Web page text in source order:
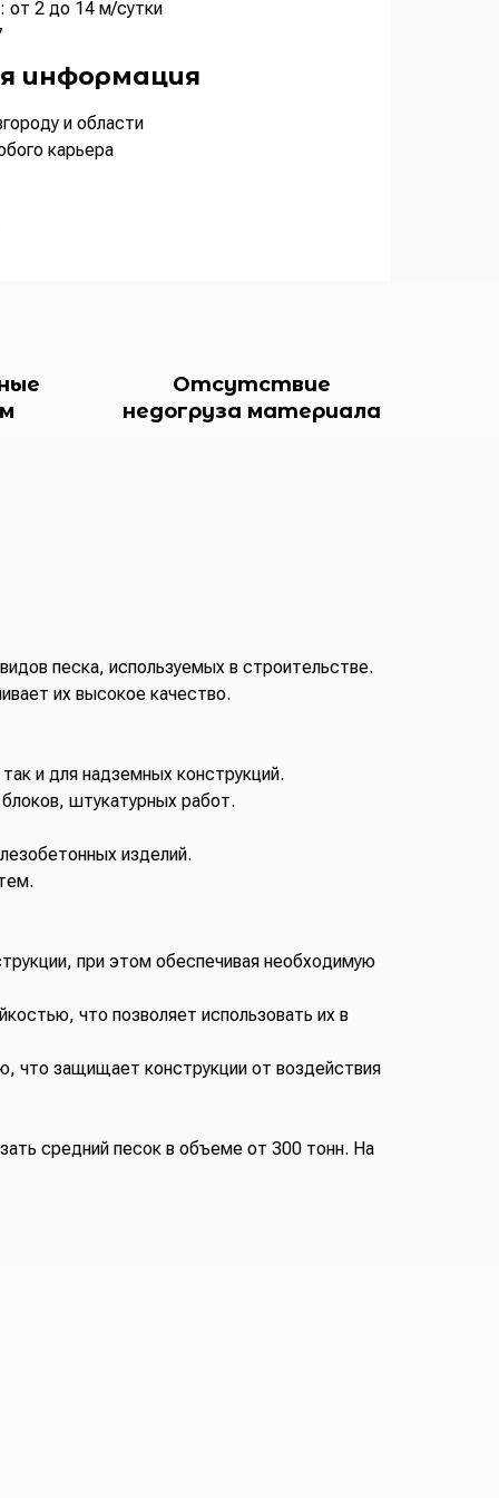
от 2 до 14 м/сутки
информация
и области
карьера
Отсутствие
недогруза материала
песка, используемых в строительстве.
их высокое качество.
и для надземных конструкций.
штукатурных работ.
изделий.
при этом обеспечивая необходимую
что позволяет использовать их в
что защищает конструкции от воздействия
средний песок в объеме от 300 тонн. На